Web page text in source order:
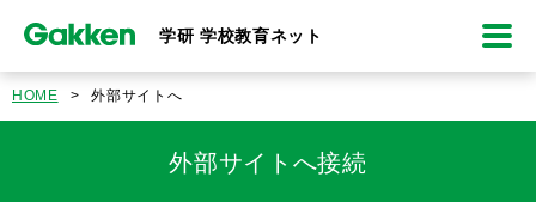
学研 学校教育ネット
HOME > 外部サイトへ
外部サイトへ接続